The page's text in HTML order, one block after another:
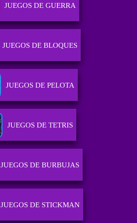
JUEGOS DE GUERRA
JUEGOS DE BLOQUES
JUEGOS DE PELOTA
JUEGOS DE TETRIS
JUEGOS DE BURBUJAS
JUEGOS DE STICKMAN